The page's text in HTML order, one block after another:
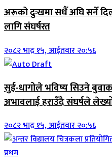
अरूको दुःखमा सधैँ अघि सर्ने
लागि संघर्षरत
२०८२ भाद्र १५, आईतवार २०:५६
सुई-धागोले भविष्य सिउने
अभावलाई हराउँदै संघर्षले
२०८२ भाद्र १५, आईतवार २०:५६